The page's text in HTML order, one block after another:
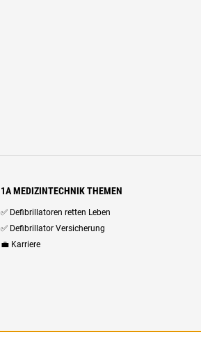
1A MEDIZINTECHNIK THEMEN
✅ Defibrillatoren retten Leben
✅ Defibrillator Versicherung
💼 Karriere